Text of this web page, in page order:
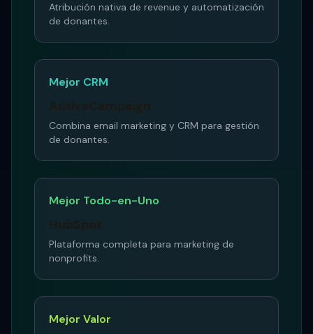
Atribución nativa de revenue y automatización
de donantes.
Mejor CRM
ActiveCampaign
Combina email marketing y CRM para gestión
de donantes.
Mejor Todo-en-Uno
HubSpot
Plataforma completa para marketing de
nonprofits.
Mejor Valor